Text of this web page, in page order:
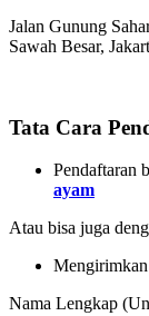
Jalan Gunung
Sawah Besar,
Tata Cara
Pendaftaran
ayam
Atau bisa juga
Nama Lengkap